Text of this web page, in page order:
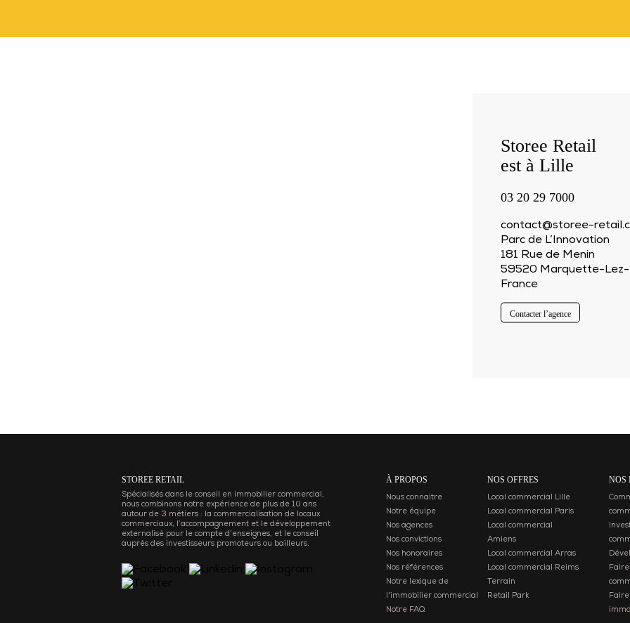
Storee Retail
est à Lille
03 20 29 7000
contact@storee-
Parc de L’Innovation
181 Rue de Menin
59520 Marquette-Lez-
France
Contacter l’agence
STOREE RETAIL
Spécialisés dans le conseil en immobilier commercial,
nous combinons notre expérience de plus de 10 ans
autour de 3 métiers : la commercialisation de locaux
commerciaux, l’accompagnement et le développement
externalisé pour le compte d’enseignes, et le conseil
auprès des investisseurs promoteurs ou bailleurs.
À PROPOS
Nous connaitre
Notre équipe
Nos agences
Nos convictions
Nos honoraires
Nos références
Notre lexique de
l'immobilier commercial
Notre FAQ
NOS OFFRES
Local commercial Lille
Local commercial Paris
Local commercial
Amiens
Local commercial Arras
Local commercial Reims
Terrain
Retail Park
NOS